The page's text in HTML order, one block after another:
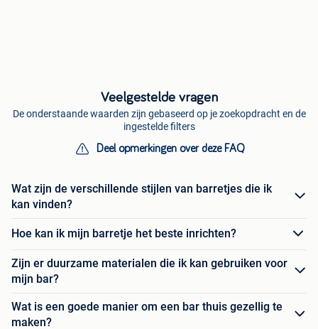
Veelgestelde vragen
De onderstaande waarden zijn gebaseerd op je zoekopdracht en de
ingestelde filters
Deel opmerkingen over deze FAQ
Wat zijn de verschillende stijlen van barretjes die ik
kan vinden?
Hoe kan ik mijn barretje het beste inrichten?
Zijn er duurzame materialen die ik kan gebruiken voor
mijn bar?
Wat is een goede manier om een bar thuis gezellig te
maken?